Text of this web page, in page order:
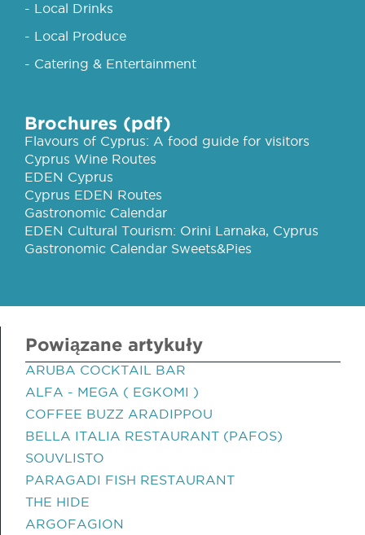
- Local Drinks
- Local Produce
- Catering & Entertainment
Brochures (pdf)
Flavours of Cyprus: A food guide for visitors
Cyprus Wine Routes
EDEN Cyprus
Cyprus EDEN Routes
Gastronomic Calendar
EDEN Cultural Tourism: Orini Larnaka, Cyprus
Gastronomic Calendar Sweets&Pies
Powiązane artykuły
ARUBA COCKTAIL BAR
ALFA - MEGA ( EGKOMI )
COFFEE BUZZ ARADIPPOU
BELLA ITALIA RESTAURANT (PAFOS)
SOUVLISTO
PARAGADI FISH RESTAURANT
THE HIDE
ARGOFAGION